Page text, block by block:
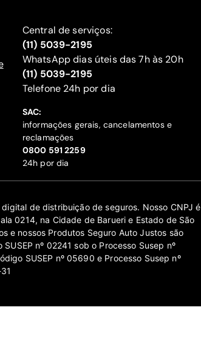
Central de serviços:
(11) 5039-2195
WhatsApp dias úteis das 7h às 20h
(11) 5039-2195
‍Telefone 24h por dia
SAC:
informações gerais, cancelamentos e
reclamações
‍0800 591 2259
24h por dia
de distribuição de seguros. Nosso CNPJ é
0214, na Cidade de Barueri e Estado de São
e nossos Produtos Seguro Auto Justos são
nº 02241 sob o Processo Susep nº
SUSEP nº 05690 e Processo Susep nº